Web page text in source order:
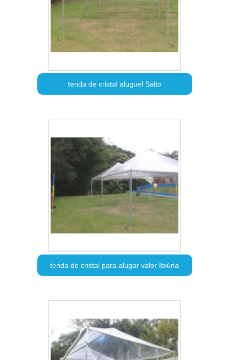
tenda de cristal aluguel Salto
tenda de cristal para alugar valor Ibiúna